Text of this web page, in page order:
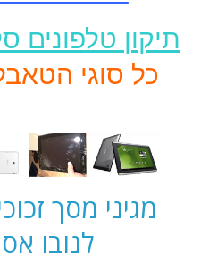
תיקון טלפונים
כל סוגי
מגיני מסך
לנובו